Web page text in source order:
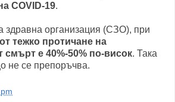
COVID-19.
здравна организация (СЗО), при
тежко протичане на
смърт е 40%-50% по-висок. Така
не се препоръчва.